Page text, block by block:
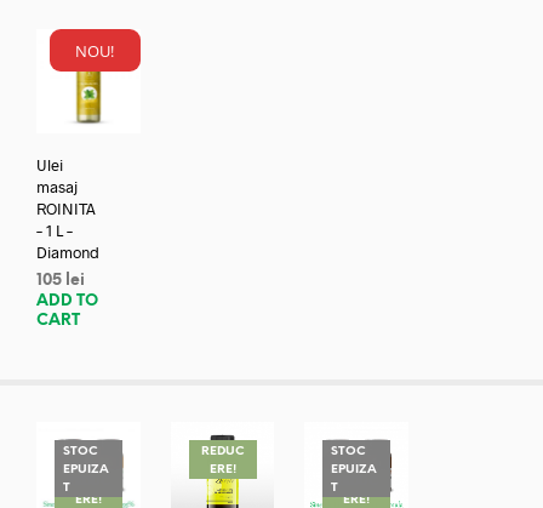
NOU!
Ulei
masaj
ROINITA
– 1 L –
Diamond
105 lei
ADD TO
CART
STOC
EPUIZA
TREDUC
ERE!
REDUC
ERE!
STOC
EPUIZA
TREDUC
ERE!